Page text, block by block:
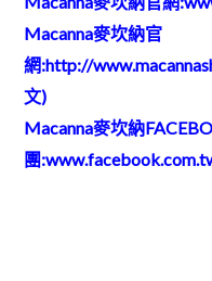
Macanna麥坎納官
網:http://
文)
Macanna麥坎納
團: